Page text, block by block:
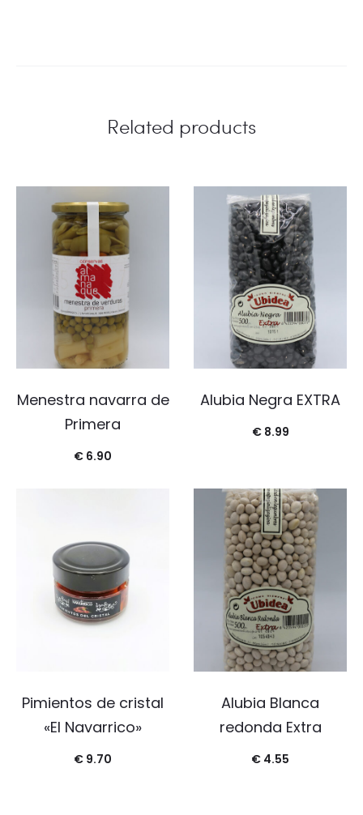
Related products
Menestra navarra de
Primera
€ 6.90
Alubia Negra EXTRA
€8.99
Pimientos de cristal
«El Navarrico»
€ 9.70
Alubia Blanca
redonda Extra
€ 4.55